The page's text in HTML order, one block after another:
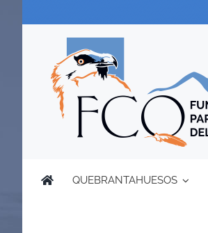
QUEBRANTAHUESOS